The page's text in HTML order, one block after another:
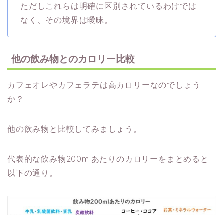
ただしこれらは明確に区別されているわけでは
なく、その境界は曖昧。
他の飲み物とのカロリー比較
カフェオレやカフェラテは高カロリーなのでしょう
か？
他の飲み物と比較してみましょう。
代表的な飲み物200mlあたりのカロリーをまとめると
以下の通り。